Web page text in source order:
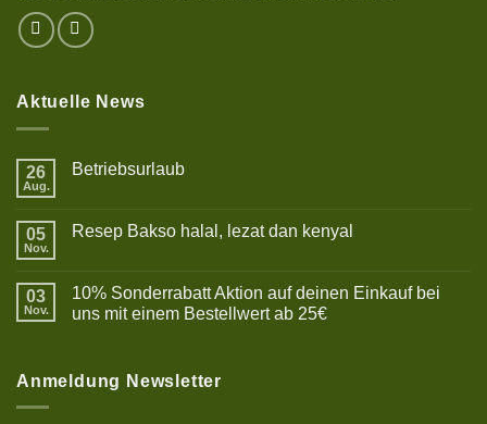
Aktuelle News
26
Aug.
Betriebsurlaub
Betriebsurlaub
05
Nov.
Resep Bakso halal, lezat dan kenyal
Resep
Bakso
halal,
03
Nov.
10% Sonderrabatt Aktion auf deinen Einkauf bei
uns mit einem Bestellwert ab 25€
10%
Sonderrabatt
Anmeldung Newsletter